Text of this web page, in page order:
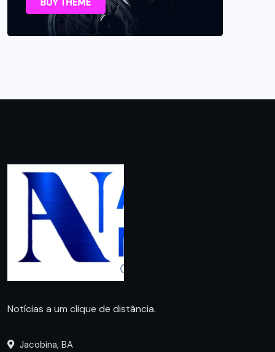
Notícias a um clique de distância.
Jacobina, BA